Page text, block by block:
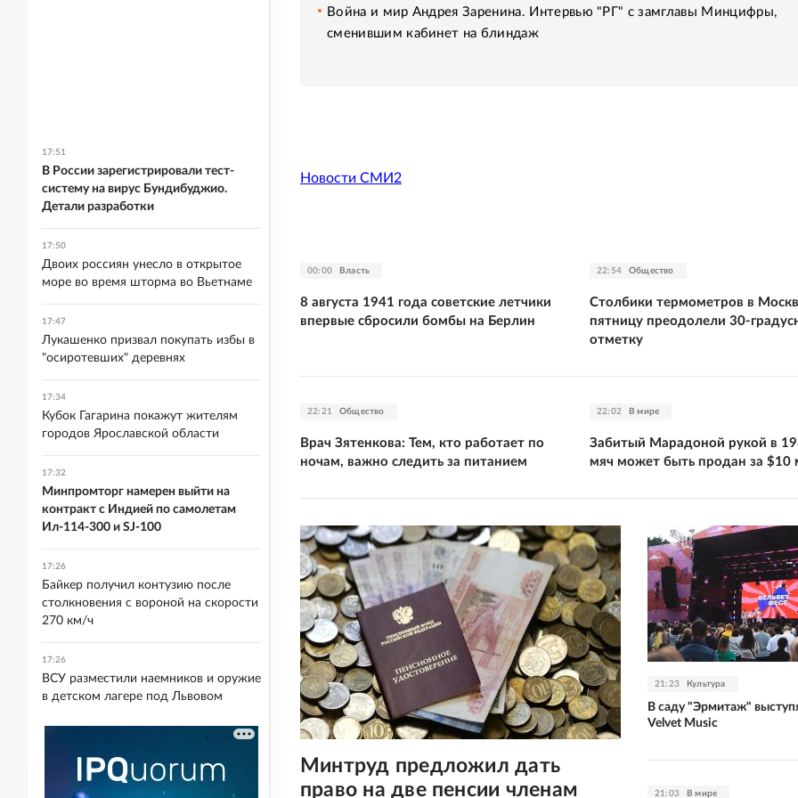
Война и мир Андрея Заренина. Интервью "РГ" с замглавы Минцифры,
сменившим кабинет на блиндаж
Новости СМИ2
00:00 Власть
8 августа 1941 года советские летчики
впервые сбросили бомбы на Берлин
22:54 Общество
Столбики термометров в
пятницу преодолели 30-
отметку
22:21 Общество
Врач Зятенкова: Тем, кто работает по
ночам, важно следить за питанием
22:02 В мире
Забитый Марадоной рукой в
мяч может быть продан за $10
Минтруд предложил дать
право на две пенсии членам
21:23 Культура
В саду "Эрмитаж"
Velvet Music
21:03 В мире
17:51
В России зарегистрировали тест-
систему на вирус Бундибуджио.
Детали разработки
17:50
Двоих россиян унесло в открытое
море во время шторма во Вьетнаме
17:47
Лукашенко призвал покупать избы в
"осиротевших" деревнях
17:34
Кубок Гагарина покажут жителям
городов Ярославской области
17:32
Минпромторг намерен выйти на
контракт с Индией по самолетам
Ил-114-300 и SJ-100
17:26
Байкер получил контузию после
столкновения с вороной на скорости
270 км/ч
17:26
ВСУ разместили наемников и оружие
в детском лагере под Львовом